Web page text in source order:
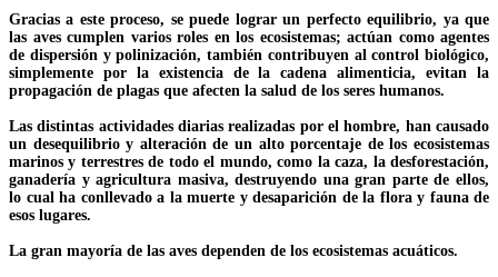
Gracias a este proceso, se puede lograr un perfecto equilibrio, ya que
las aves cumplen varios roles en los ecosistemas; actúan como agentes
de dispersión y polinización, también contribuyen al control biológico,
simplemente por la existencia de la cadena alimenticia, evitan la
propagación de plagas que afecten la salud de los seres humanos.
Las distintas actividades diarias realizadas por el hombre, han causado
un desequilibrio y alteración de un alto porcentaje de los ecosistemas
marinos y terrestres de todo el mundo, como la caza, la desforestación,
ganadería y agricultura masiva, destruyendo una gran parte de ellos,
lo cual ha conllevado a la muerte y desaparición de la flora y fauna de
esos lugares.
La gran mayoría de las aves dependen de los ecosistemas acuáticos.